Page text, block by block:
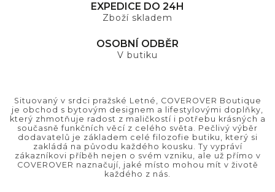
EXPEDICE DO 24H
Zboží skladem
OSOBNÍ ODBĚR
V butiku
Situovaný v srdci pražské Letné, COVEROVER Boutique
je obchod s bytovým designem a lifestylovými doplňky,
který zhmotňuje radost z maličkostí i potřebu krásných a
současně funkčních věcí z celého světa. Pečlivý výběr
dodavatelů je základem celé filozofie butiku, který si
zakládá na původu každého kousku. Ty vypráví
zákazníkovi příběh nejen o svém vzniku, ale už přímo v
COVEROVER naznačují, jaké místo mohou mít v životě
každého z nás.